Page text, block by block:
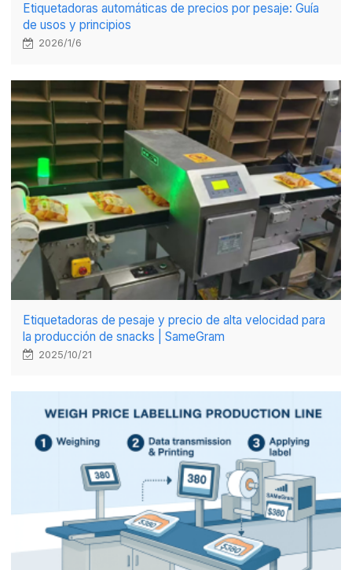
Etiquetadoras automáticas de precios por pesaje: Guía
de usos y principios
2026/1/6
Etiquetadoras de pesaje y precio de alta velocidad para
la producción de snacks | SameGram
2025/10/21